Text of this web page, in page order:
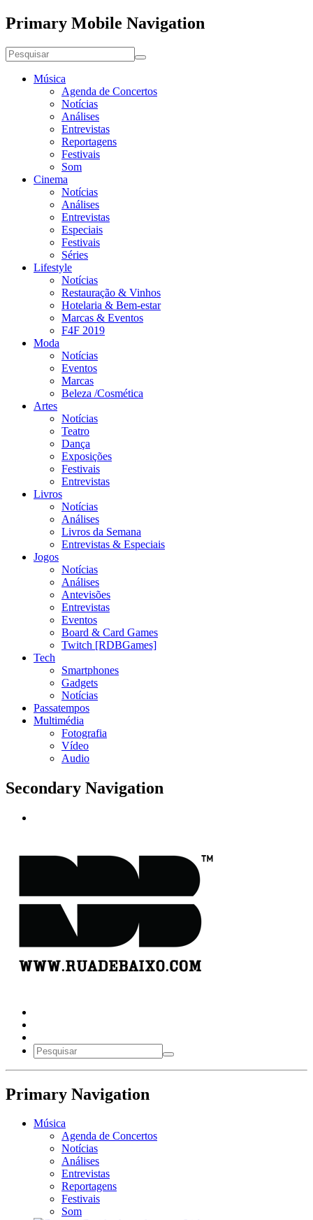
Primary Mobile Navigation
Música
Agenda de Concertos
Notícias
Análises
Entrevistas
Reportagens
Festivais
Som
Cinema
Notícias
Análises
Entrevistas
Especiais
Festivais
Séries
Lifestyle
Notícias
Restauração & Vinhos
Hotelaria & Bem-estar
Marcas & Eventos
F4F 2019
Moda
Notícias
Eventos
Marcas
Beleza /Cosmética
Artes
Notícias
Teatro
Dança
Exposições
Festivais
Entrevistas
Livros
Notícias
Análises
Livros da Semana
Entrevistas & Especiais
Jogos
Notícias
Análises
Antevisões
Entrevistas
Eventos
Board & Card Games
Twitch [RDBGames]
Tech
Smartphones
Gadgets
Notícias
Passatempos
Multimédia
Fotografia
Vídeo
Audio
Secondary Navigation
Primary Navigation
Música
Agenda de Concertos
Notícias
Análises
Entrevistas
Reportagens
Festivais
Som